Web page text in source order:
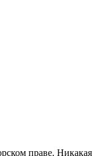
праве. Никакая